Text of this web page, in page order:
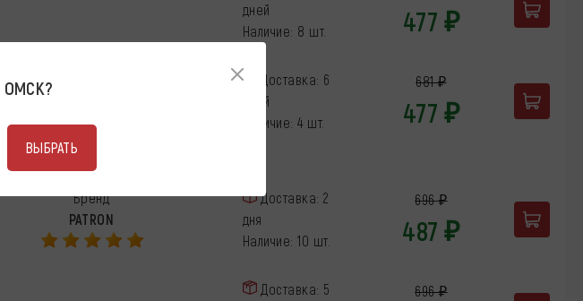
дней
Наличие: 8 шт.
477 ₽
Доставка: 6
дней
Наличие: 4 шт.
681 ₽
477 ₽
Бренд
PATRON
Доставка: 2
дня
Наличие: 10 шт.
696 ₽
487 ₽
Доставка: 5
696 ₽
ОМСК?
ВЫБРАТЬ